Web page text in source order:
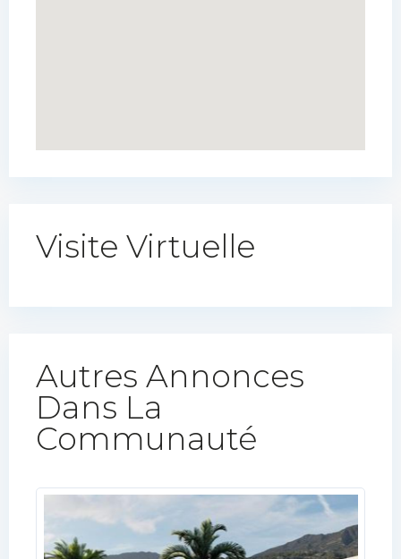
Visite Virtuelle
Autres Annonces
Dans La
Communauté​